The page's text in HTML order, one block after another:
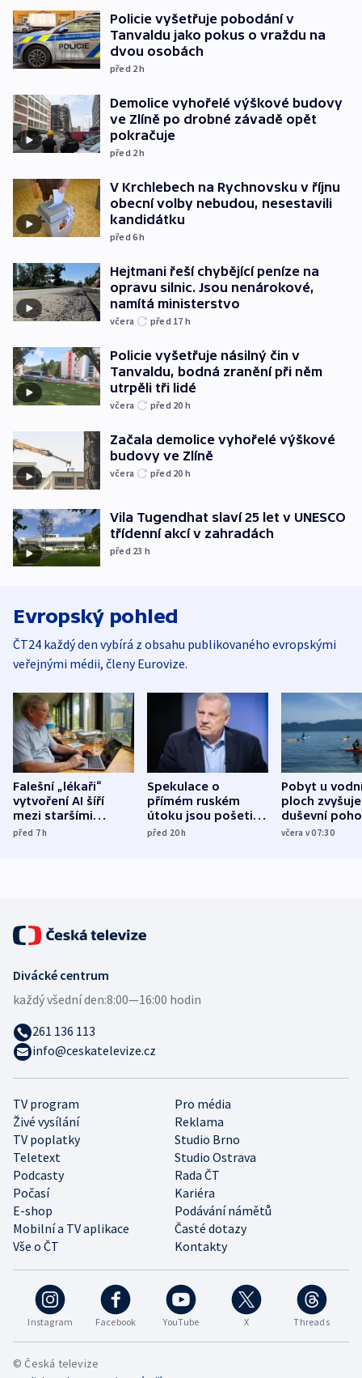
Policie vyšetřuje pobodání v
Tanvaldu jako pokus o vraždu na
dvou osobách
před 2h
Demolice vyhořelé výškové budovy
ve Zlíně po drobné závadě opět
pokračuje
před 2h
V Krchlebech na Rychnovsku v říjnu
obecní volby nebudou, nesestavili
kandidátku
před 6h
Hejtmani řeší chybějící peníze na
opravu silnic. Jsou nenárokové,
namítá ministerstvo
včera před 17 h
Policie vyšetřuje násilný čin v
Tanvaldu, bodná zranění při něm
utrpěli tři lidé
včera před 20 h
Začala demolice vyhořelé výškové
budovy ve Zlíně
včera před 20 h
Vila Tugendhat slaví 25 let v UNESCO
třídenní akcí v zahradách
před 23 h
Evropský pohled
ČT24 každý den vybírá z obsahu publikovaného evropskými
veřejnými médii, členy Eurovize.
Falešní „lékaři“
vytvoření AI šíří
mezi staršími
Poláky nebezpečné
před 7h
Spekulace o
přímém ruském
útoku jsou pošetilé,
míní estonský
před 20h
Pobyt u
ploch zvyšuje
duševní
ukázala
včera v 07:30
Instagram Facebook YouTube X Threads
TV program
Pro média
Živé vysílání
Reklama
TV poplatky
Studio Brno
Teletext
Studio Ostrava
Podcasty
Rada ČT
Počasí
Kariéra
E-shop
Podávání námětů
Mobilní a TV aplikace
Časté dotazy
Vše o ČT
Kontakty
Divácké centrum
každý všední den:8:00—16:00 hodin
261 136 113
info@ceskatelevize.cz
© Česká televize